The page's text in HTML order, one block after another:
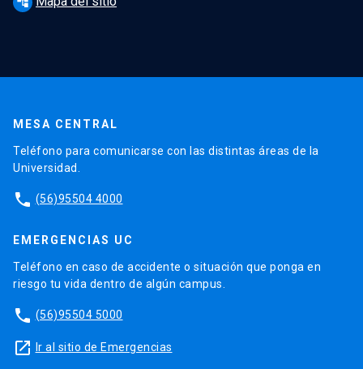
MESA CENTRAL
Teléfono para comunicarse con las distintas áreas de la
Universidad.
phone (56)95504 4000
EMERGENCIAS UC
Teléfono en caso de accidente o situación que ponga en
riesgo tu vida dentro de algún campus.
phone (56)95504 5000
launch Ir al sitio de Emergencias